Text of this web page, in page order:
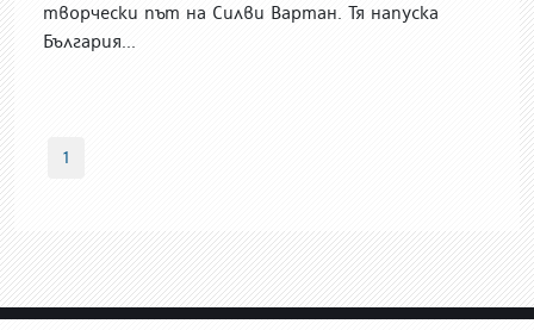
творчески път на Силви Вартан. Тя напуска
България...
1